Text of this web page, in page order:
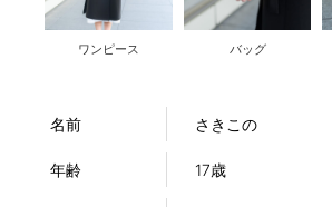
ワンピース バッグ
名前 さきこの
年齢 17歳